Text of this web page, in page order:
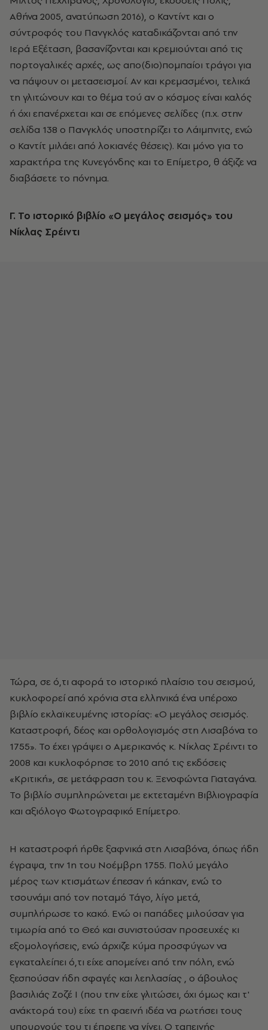
Αθήνα 2005, ανατύπωση 2016), ο Καντίντ και ο
σύντροφός του Πανγκλός καταδικάζονται από την
Ιερά Εξέταση, βασανίζονται και κρεμιούνται από τις
πορτογαλικές αρχές, ως απο(διο)πομπαίοι τράγοι για
να πάψουν οι μετασεισμοί. Αν και κρεμασμένοι, τελικά
τη γλιτώνουν και το θέμα τού αν ο κόσμος είναι καλός
ή όχι επανέρχεται και σε επόμενες σελίδες (π.χ. στην
σελίδα 138 ο Πανγκλός υποστηρίζει το Λάιμπνιτς, ενώ
ο Καντίτ μιλάει από λοκιανές θέσεις). Και μόνο για το
χαρακτήρα της Κυνεγόνδης και το Επίμετρο, θ άξιζε να
διαβάσετε το πόνημα.
Γ. Το ιστορικό βιβλίο «Ο μεγάλος σεισμός» του
Νίκλας Σρέιντι
Τώρα, σε ό,τι αφορά το ιστορικό πλαίσιο του σεισμού,
κυκλοφορεί από χρόνια στα ελληνικά ένα υπέροχο
βιβλίο εκλαϊκευμένης ιστορίας: «Ο μεγάλος σεισμός.
Καταστροφή, δέος και ορθολογισμός στη Λισαβόνα το
1755». Το έχει γράψει ο Αμερικανός κ. Νίκλας Σρέιντι το
2008 και κυκλοφόρησε το 2010 από τις εκδόσεις
«Κριτική», σε μετάφραση του κ. Ξενοφώντα Γιαταγάνα.
Το βιβλίο συμπληρώνεται με εκτεταμένη Βιβλιογραφία
και αξιόλογο Φωτογραφικό Επίμετρο.
Η καταστροφή ήρθε ξαφνικά στη Λισαβόνα, όπως ήδη
έγραψα, την 1η του Νοέμβρη 1755. Πολύ μεγάλο
μέρος των κτισμάτων έπεσαν ή κάηκαν, ενώ το
τσουνάμι από τον ποταμό Τάγο, λίγο μετά,
συμπλήρωσε το κακό. Ενώ οι παπάδες μιλούσαν για
τιμωρία από το Θεό και συνιστούσαν προσευχές κι
εξομολογήσεις, ενώ άρχιζε κύμα προσφύγων να
εγκαταλείπει ό,τι είχε απομείνει από την πόλη, ενώ
ξεσπούσαν ήδη σφαγές και λεηλασίας , ο άβουλος
βασιλιάς Ζοζέ Ι (που την είχε γλιτώσει, όχι όμως και τ'
ανάκτορά του) είχε τη φαεινή ιδέα να ρωτήσει τους
υπουργούς του τι έπρεπε να γίνει. Ο ταπεινής